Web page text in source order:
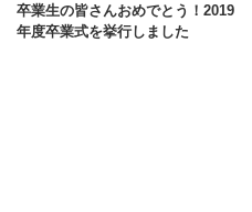
卒業生の皆さんおめでとう！2019
年度卒業式を挙行しました